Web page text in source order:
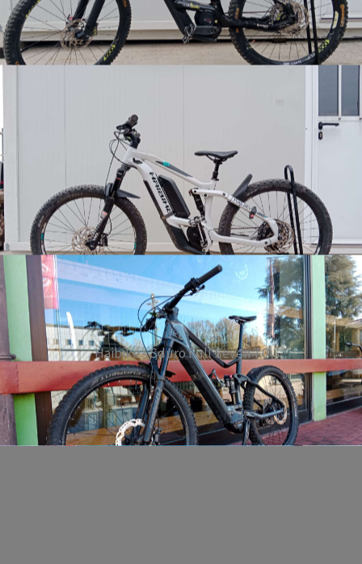
Winora - Cargo Fub
Usate
Haibike - Sduro Full Seven 7.0